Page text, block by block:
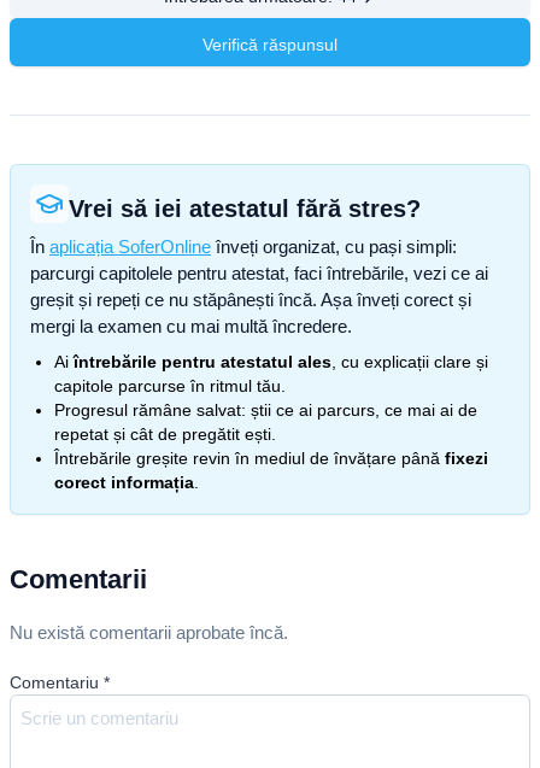
Verifică răspunsul
Vrei să iei atestatul fără stres?
În aplicația SoferOnline înveți organizat, cu pași simpli:
parcurgi capitolele pentru atestat, faci întrebările, vezi ce ai
greșit și repeți ce nu stăpânești încă. Așa înveți corect și
mergi la examen cu mai multă încredere.
Aiîntrebările pentru atestatul ales , cu explicații clare și
capitole parcurse în ritmul tău.
Progresul rămâne salvat: știi ce ai parcurs, ce mai ai de
repetat și cât de pregătit ești.
Întrebările greșite revin în mediul de învățare până fixezi
corect informația
Comentarii
Nu există comentarii aprobate încă.
Comentariu *